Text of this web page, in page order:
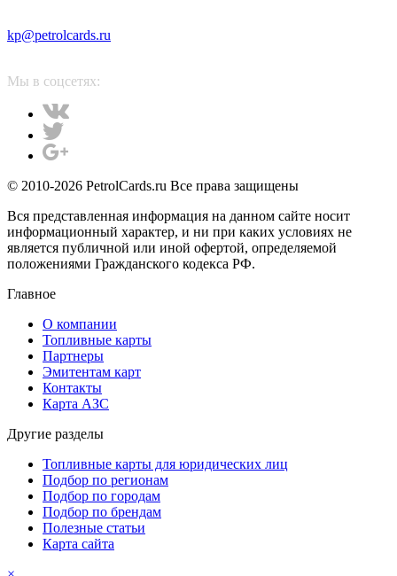
kp@petrolcards.ru
Мы в соцсетях:
© 2010-2026 PetrolCards.ru Все права защищены
Вся представленная информация на данном сайте носит
информационный характер, и ни при каких условиях не
является публичной или иной офертой, определяемой
положениями Гражданского кодекса РФ.
Главное
О компании
Топливные карты
Партнеры
Эмитентам карт
Контакты
Карта АЗС
Другие разделы
Топливные карты для юридических лиц
Подбор по регионам
Подбор по городам
Подбор по брендам
Полезные статьи
Карта сайта